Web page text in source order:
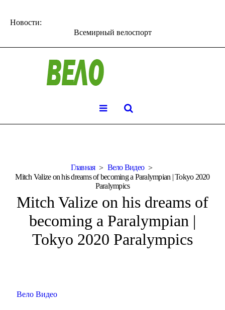
Новости:
Всемирный велоспорт
Главная
Вело Видео
Mitch Valize on his dreams of becoming a Paralympian | Tokyo 2020
Paralympics
Mitch Valize on his dreams of
becoming a Paralympian |
Tokyo 2020 Paralympics
Вело Видео